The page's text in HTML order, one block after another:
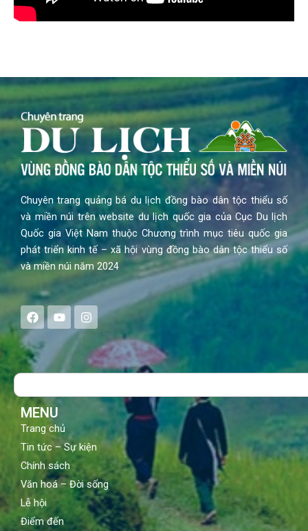
Chuyên trang quảng bá du lịch đồng bào dân tộc thiểu số
và miền núi trên website du lịch quốc gia của Cục Du lịch
Quốc gia Việt Nam thuộc Chương trình mục tiêu quốc gia
phát triển kinh tế – xã hội vùng đồng bào dân tộc thiểu số
và miền núi năm 2024
F
a
e
b
o
Y
o
t
u
b
I
n
s
a
g
Search
MENU
Trang chủ
Tin tức – Sự kiện
Chính sách
Văn hoá – Đời sống
Lễ hội
Điểm đến